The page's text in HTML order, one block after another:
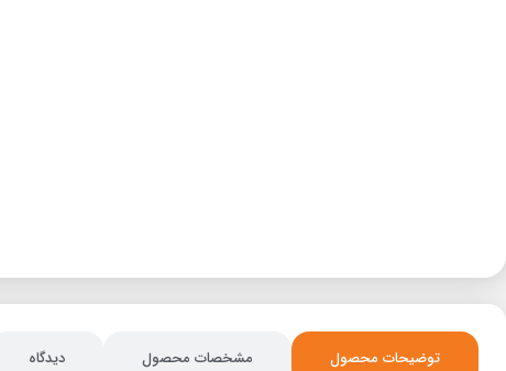
توضیحات محصول مشخصات محصول دیدگاه